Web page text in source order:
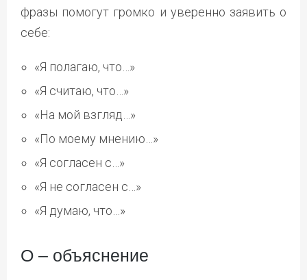
фразы помогут громко и уверенно заявить о
себе:
«Я полагаю, что…»
«Я считаю, что…»
«На мой взгляд…»
«По моему мнению…»
«Я согласен с…»
«Я не согласен с…»
«Я думаю, что…»
О – объяснение